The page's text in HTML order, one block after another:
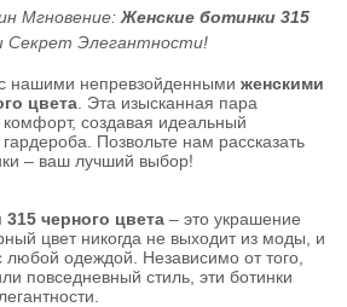
Мгновение: Женские ботинки 315
Секрет Элегантности!
нашими непревзойденными женскими
цвета . Эта изысканная пара
создавая идеальный
Позвольте нам рассказать
– ваш лучший выбор!
черного цвета – это украшение
цвет никогда не выходит из моды, и
любой одеждой. Независимо от того,
повседневный стиль, эти ботинки